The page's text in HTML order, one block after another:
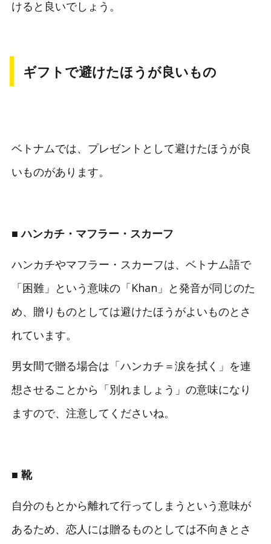
けると良いでしょう。
ギフトで避けたほうが良いもの
ベトナムでは、プレゼントとして避けたほうが良
いものがあります。
■ ハンカチ・マフラー・スカーフ
ハンカチやマフラー・スカーフは、ベトナム語で
「困難」という意味の「Khan」と発音が同じのた
め、贈りものとしては避けたほうがよいものとさ
れています。
男女間で贈る場合は「ハンカチ＝涙を拭く」を連
想させることから「別れましょう」の意味になり
ますので、注意してくださいね。
■ 靴
自分のもとから離れて行ってしまうという意味が
あるため、恋人には贈るものとしては不向きとさ